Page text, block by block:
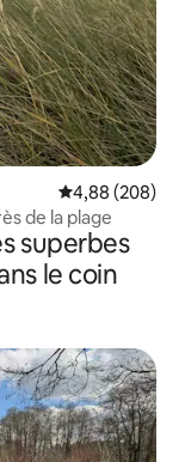
Note
4,88 (208)
de la plage
superbes
le coin